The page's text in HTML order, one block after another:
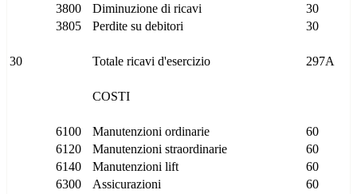
3800
Diminuzione di ricavi
30
3805
Perdite su debitori 30
30 Totale ricavi d'esercizio 297A
COSTI
6100 Manutenzioni ordinarie
60
6120
Manutenzioni straordinarie
60
6140
Manutenzioni lift
60
6300
Assicurazioni
60